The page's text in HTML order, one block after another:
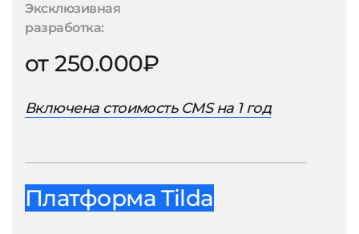
Эксклюзивная
разработка:
от 250.000₽
Включена стоимость CMS на 1 год
Платформа Tilda